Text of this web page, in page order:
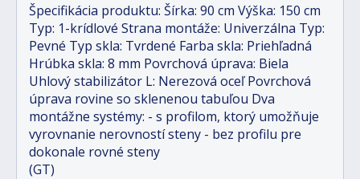
Špecifikácia produktu: Šírka: 90 cm Výška: 150 cm
Typ: 1-krídlové Strana montáže: Univerzálna Typ:
Pevné Typ skla: Tvrdené Farba skla: Priehľadná
Hrúbka skla: 8 mm Povrchová úprava: Biela
Uhlový stabilizátor L: Nerezová oceľ Povrchová
úprava rovine so sklenenou tabuľou Dva
montážne systémy: - s profilom, ktorý umožňuje
vyrovnanie nerovností steny - bez profilu pre
dokonale rovné steny
(GT)